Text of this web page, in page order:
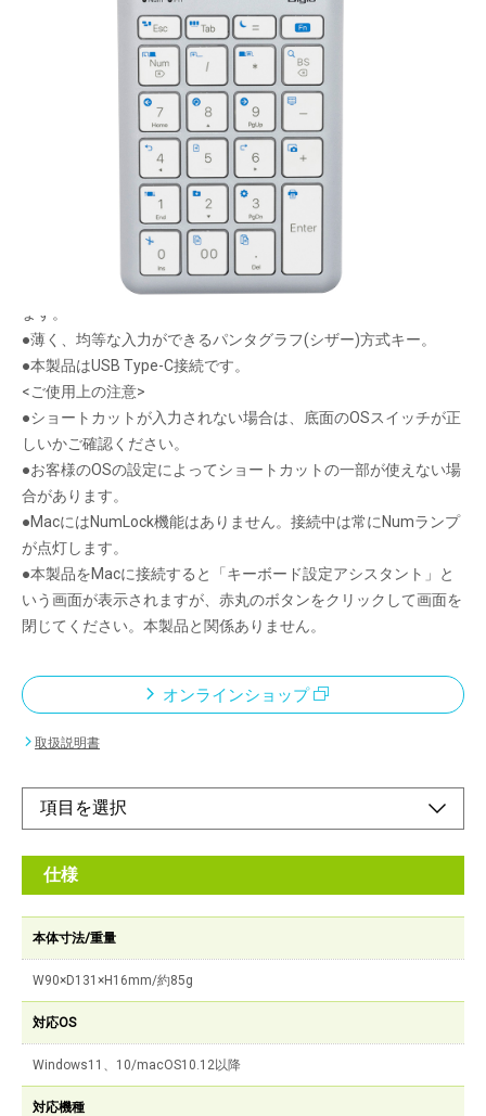
頻度の高い22のショートカット付テンキーボード
メーカー希望小売価格：
●スクリーンショットやブラウザ操作など頻度の高い２２のショ
ートカットが付いたUSBテンキーボード。
●キーの組み合わせを覚える必要はありません。
●ショートカットのみ常に有効にできるモードと、一時的に有効
にできるモード２種類の使い方があります。
●Windows/Macどちらでも使えます。底面のスイッチで切り替え
ます。
●薄く、均等な入力ができるパンタグラフ(シザー)方式キー。
●本製品はUSB Type-C接続です。
<ご使用上の注意>
●ショートカットが入力されない場合は、底面のOSスイッチが正
しいかご確認ください。
●お客様のOSの設定によってショートカットの一部が使えない場
合があります。
●MacにはNumLock機能はありません。接続中は常にNumランプ
が点灯します。
●本製品をMacに接続すると「キーボード設定アシスタント」と
いう画面が表示されますが、赤丸のボタンをクリックして画面を
閉じてください。本製品と関係ありません。
オンラインショップ
取扱説明書
仕様
本体寸法/重量
W90×D131×H16mm/約85g
対応OS
Windows11、10/macOS10.12以降
対応機種